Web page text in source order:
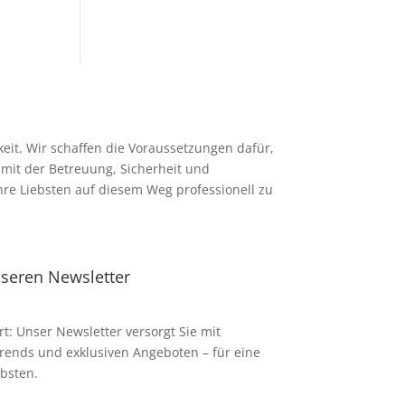
Wir schaffen die Voraussetzungen dafür,
der Betreuung, Sicherheit und
Liebsten auf diesem Weg professionell zu
Newsletter
Unser Newsletter versorgt Sie mit
und exklusiven Angeboten – für eine